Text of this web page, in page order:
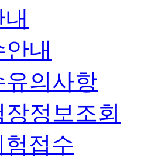
안내
유의사항
장정보조회
접수